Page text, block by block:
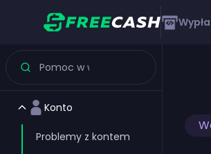
Konto
Problemy z kontem